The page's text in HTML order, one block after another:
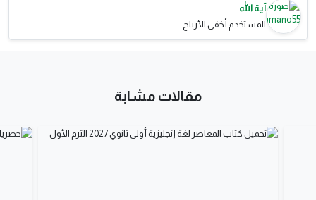
آية الله
المستخدم أخفى الأرباح
مقالات مشابة